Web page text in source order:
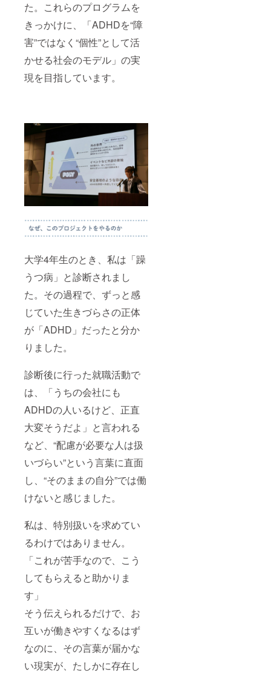
た。これらのプログラムを
きっかけに、「ADHDを“障
害”ではなく“個性”として活
かせる社会のモデル」の実
現を目指しています。
大学4年生のとき、私は「躁
うつ病」と診断されまし
た。その過程で、ずっと感
じていた生きづらさの正体
が「ADHD」だったと分か
りました。
診断後に行った就職活動で
は、「うちの会社にも
ADHDの人いるけど、正直
大変そうだよ」と言われる
など、“配慮が必要な人は扱
いづらい”という言葉に直面
し、“そのままの自分”では働
けないと感じました。
私は、特別扱いを求めてい
るわけではありません。
「これが苦手なので、こう
してもらえると助かりま
す」
そう伝えられるだけで、お
互いが働きやすくなるはず
なのに、その言葉が届かな
い現実が、たしかに存在し